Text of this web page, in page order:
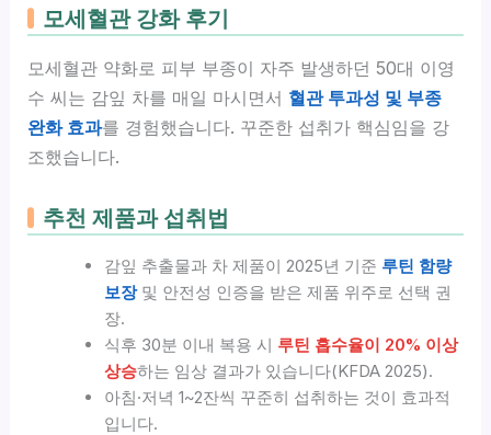
모세혈관 강화 후기
모세혈관 약화로 피부 부종이 자주 발생하던 50대 이영
수 씨는 감잎 차를 매일 마시면서 혈관 투과성 및 부종
완화 효과를 경험했습니다. 꾸준한 섭취가 핵심임을 강
조했습니다.
추천 제품과 섭취법
감잎 추출물과 차 제품이 2025년 기준 루틴 함량
보장및 안전성 인증을 받은 제품 위주로 선택 권
장.
식후 30분 이내 복용 시 루틴 흡수율이 20% 이상
상승하는 임상 결과가 있습니다(KFDA 2025).
아침·저녁 1~2잔씩 꾸준히 섭취하는 것이 효과적
입니다.